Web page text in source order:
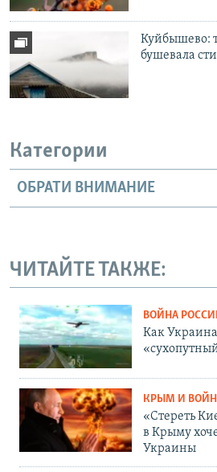
Куйбышево:
бушевала
Категории
ОБРАТИ ВНИМАНИЕ
ЧИТАЙТЕ ТАКЖЕ:
ВОЙНА
Как Украина
КРЫМ И
«Стереть
в Крыму
Украины